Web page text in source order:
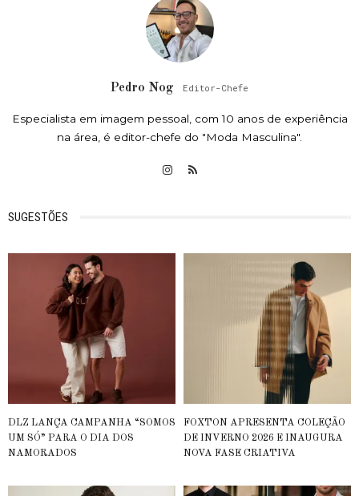
Pedro Nog Editor-Chefe
Especialista em imagem pessoal, com 10 anos de experiência
na área, é editor-chefe do "Moda Masculina".
SUGESTÕES
DLZ LANÇA CAMPANHA “SOMOS
UM SÓ” PARA O DIA DOS
NAMORADOS
FOXTON APRESENTA COLEÇÃO
DE INVERNO 2026 E INAUGURA
NOVA FASE CRIATIVA